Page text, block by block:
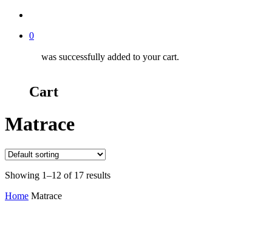
0
was successfully added to your cart.
Cart
Matrace
Showing 1–12 of 17 results
Home Matrace